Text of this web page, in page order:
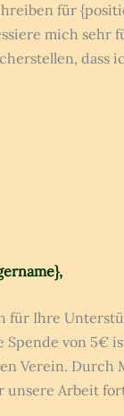
für
mich sehr
dass
für Ihre
Spende von 5€
Verein. Durch
unsere Arbeit